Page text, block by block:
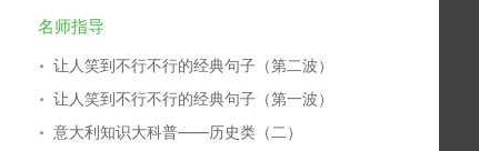
名师指导
让人笑到不行不行的经典句子（第二波）
让人笑到不行不行的经典句子（第一波）
意大利知识大科普——历史类（二）